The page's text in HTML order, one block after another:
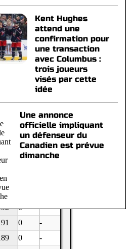
0 -
0 -
0 -
-
-
0 -
0 -
0 -
0 -
0 -
0 -
0 -
Kent Hughes
attend une
confirmation pour
une transaction
avec Columbus :
trois joueurs
visés par cette
idée
Une annonce
officielle impliquant
un défenseur du
Canadien est prévue
dimanche